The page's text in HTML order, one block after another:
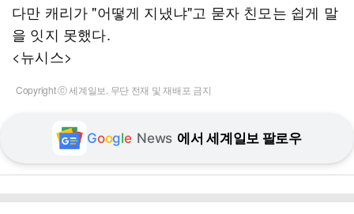
다만 캐리가 "어떻게 지냈냐"고 묻자 친모는 쉽게 말
을 잇지 못했다.
<뉴시스>
Copyright ⓒ 세계일보. 무단 전재 및 재배포 금지
Google News 에서 세계일보 팔로우